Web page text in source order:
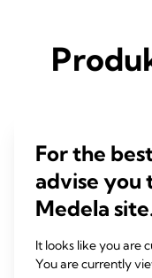
For the
advise you
Medela
It looks like you are
You are currently